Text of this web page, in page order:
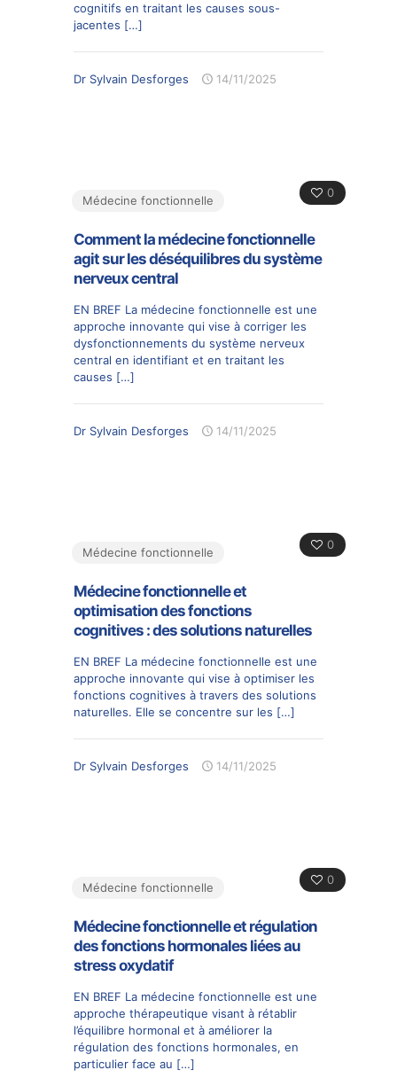
cognitifs en traitant les causes sous-
jacentes […]
Dr Sylvain Desforges 14/11/2025
0
Médecine fonctionnelle
Comment la médecine fonctionnelle
agit sur les déséquilibres du système
nerveux central
EN BREF La médecine fonctionnelle est une
approche innovante qui vise à corriger les
dysfonctionnements du système nerveux
central en identifiant et en traitant les
causes […]
Dr Sylvain Desforges 14/11/2025
0
Médecine fonctionnelle
Médecine fonctionnelle et
optimisation des fonctions
cognitives : des solutions naturelles
EN BREF La médecine fonctionnelle est une
approche innovante qui vise à optimiser les
fonctions cognitives à travers des solutions
naturelles. Elle se concentre sur les […]
Dr Sylvain Desforges 14/11/2025
0
Médecine fonctionnelle
Médecine fonctionnelle et régulation
des fonctions hormonales liées au
stress oxydatif
EN BREF La médecine fonctionnelle est une
approche thérapeutique visant à rétablir
l’équilibre hormonal et à améliorer la
régulation des fonctions hormonales, en
particulier face au […]